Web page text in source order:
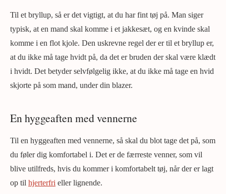
Til et bryllup, så er det vigtigt, at du har fint tøj på. Man siger
typisk, at en mand skal komme i et jakkesæt, og en kvinde skal
komme i en flot kjole. Den uskrevne regel der er til et bryllup er,
at du ikke må tage hvidt på, da det er bruden der skal være klædt
i hvidt. Det betyder selvfølgelig ikke, at du ikke må tage en hvid
skjorte på som mand, under din blazer.
En hyggeaften med vennerne
Til en hyggeaften med vennerne, så skal du blot tage det på, som
du føler dig komfortabel i. Det er de færreste venner, som vil
blive utilfreds, hvis du kommer i komfortabelt tøj, når der er lagt
op til hjerterfri eller lignende.